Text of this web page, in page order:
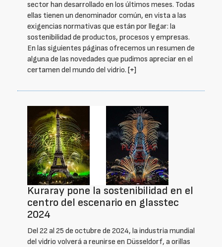
sector han desarrollado en los últimos meses. Todas
ellas tienen un denominador común, en vista a las
exigencias normativas que están por llegar: la
sostenibilidad de productos, procesos y empresas.
En las siguientes páginas ofrecemos un resumen de
alguna de las novedades que pudimos apreciar en el
certamen del mundo del vidrio. [+]
Kuraray pone la sostenibilidad en el
centro del escenario en glasstec
2024
Del 22 al 25 de octubre de 2024, la industria mundial
del vidrio volverá a reunirse en Düsseldorf, a orillas